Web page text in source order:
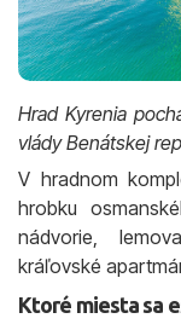
Hrad Kyrenia
vlády Benátskej
V hradnom
hrobku
nádvorie,
kráľovské
Ktoré miesta sa